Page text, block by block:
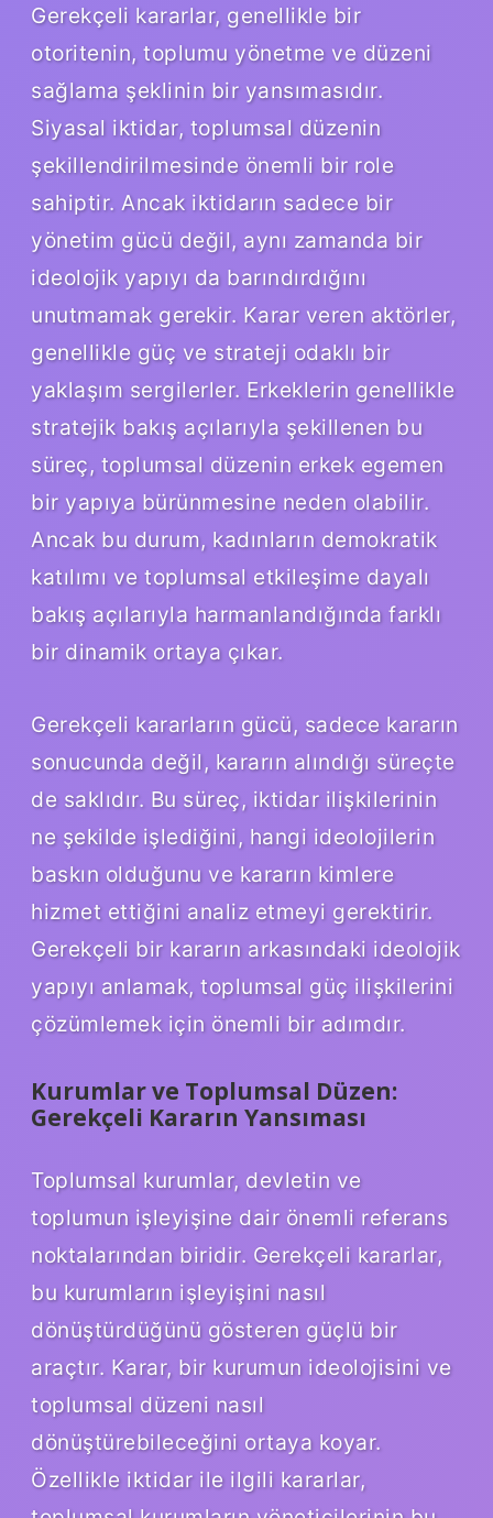
Gerekçeli kararlar, genellikle bir
otoritenin, toplumu yönetme ve düzeni
sağlama şeklinin bir yansımasıdır.
Siyasal iktidar, toplumsal düzenin
şekillendirilmesinde önemli bir role
sahiptir. Ancak iktidarın sadece bir
yönetim gücü değil, aynı zamanda bir
ideolojik yapıyı da barındırdığını
unutmamak gerekir. Karar veren aktörler,
genellikle güç ve strateji odaklı bir
yaklaşım sergilerler. Erkeklerin genellikle
stratejik bakış açılarıyla şekillenen bu
süreç, toplumsal düzenin erkek egemen
bir yapıya bürünmesine neden olabilir.
Ancak bu durum, kadınların demokratik
katılımı ve toplumsal etkileşime dayalı
bakış açılarıyla harmanlandığında farklı
bir dinamik ortaya çıkar.
Gerekçeli kararların gücü, sadece kararın
sonucunda değil, kararın alındığı süreçte
de saklıdır. Bu süreç, iktidar ilişkilerinin
ne şekilde işlediğini, hangi ideolojilerin
baskın olduğunu ve kararın kimlere
hizmet ettiğini analiz etmeyi gerektirir.
Gerekçeli bir kararın arkasındaki ideolojik
yapıyı anlamak, toplumsal güç ilişkilerini
çözümlemek için önemli bir adımdır.
Kurumlar ve Toplumsal Düzen:
Gerekçeli Kararın Yansıması
Toplumsal kurumlar, devletin ve
toplumun işleyişine dair önemli referans
noktalarından biridir. Gerekçeli kararlar,
bu kurumların işleyişini nasıl
dönüştürdüğünü gösteren güçlü bir
araçtır. Karar, bir kurumun ideolojisini ve
toplumsal düzeni nasıl
dönüştürebileceğini ortaya koyar.
Özellikle iktidar ile ilgili kararlar,